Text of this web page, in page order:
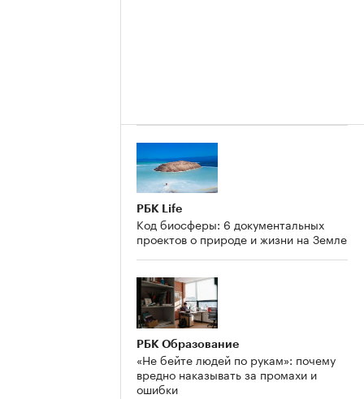
РБК Life
Код биосферы: 6 документальных
проектов о природе и жизни на Земле
РБК Образование
«Не бейте людей по рукам»: почему
вредно наказывать за промахи и
ошибки